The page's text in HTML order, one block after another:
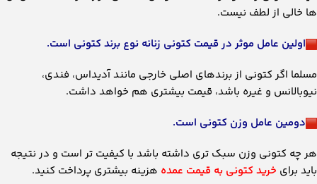
ها خالی از لطف نیست.
اولین عامل موثر در قیمت کتونی زنانه نوع برند کتونی است.
مسلما اگر کتونی از برندهای اصلی خارجی مانند آدیداس، فندی،
نیوبالانس و غیره باشد، قیمت بیشتری هم خواهد داشت.
دومین عامل وزن کتونی است.
هر چه کتونی وزن سبک تری داشته باشد با کیفیت تر است و در نتیجه
باید برای خرید کتونی به قیمت عمده هزینه بیشتری پرداخت کنید.